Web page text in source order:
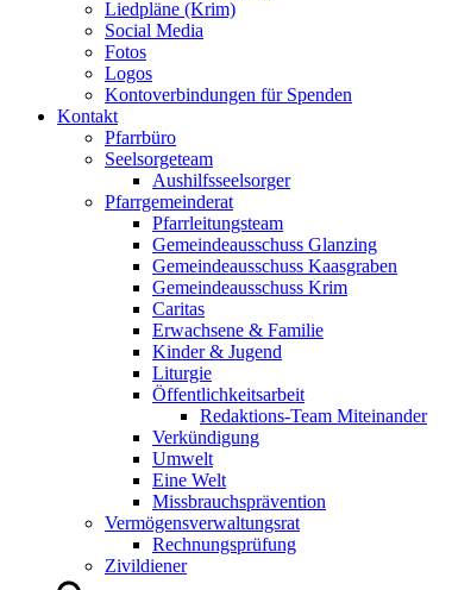
Liedpläne (Krim)
Social Media
Fotos
Logos
Kontoverbindungen für Spenden
Kontakt
Pfarrbüro
Seelsorgeteam
Aushilfsseelsorger
Pfarrgemeinderat
Pfarrleitungsteam
Gemeindeausschuss Glanzing
Gemeindeausschuss Kaasgraben
Gemeindeausschuss Krim
Caritas
Erwachsene & Familie
Kinder & Jugend
Liturgie
Öffentlichkeitsarbeit
Redaktions-Team Miteinander
Verkündigung
Umwelt
Eine Welt
Missbrauchsprävention
Vermögensverwaltungsrat
Rechnungsprüfung
Zivildiener